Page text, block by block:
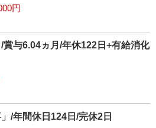
円
与6.04ヵ月/年休122日+有給消化
/年間休日124日/完休2日